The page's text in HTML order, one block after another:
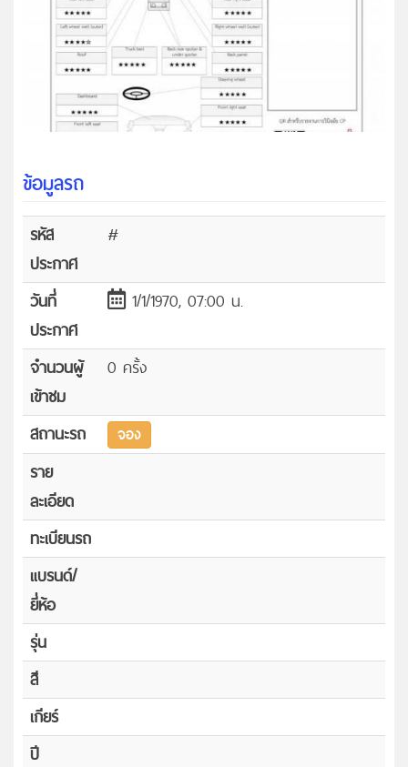
ข้อมูลรถ
รหัส
ประกาศ
#
วันที่
ประกาศ
1/1/1970, 07:00 น.
จำนวนผู้
เข้าชม
0 ครั้ง
สถานะรถ จอง
ราย
ละเอียด
ทะเบียนรถ
แบรนด์/
ยี่ห้อ
รุ่น
สี
เกียร์
ปี